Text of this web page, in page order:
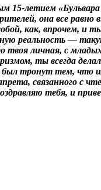
15-летием
она все
как, впрочем,
реальность —
личная, с
ты всегда
тронут тем, что
связанного с
тебя, и